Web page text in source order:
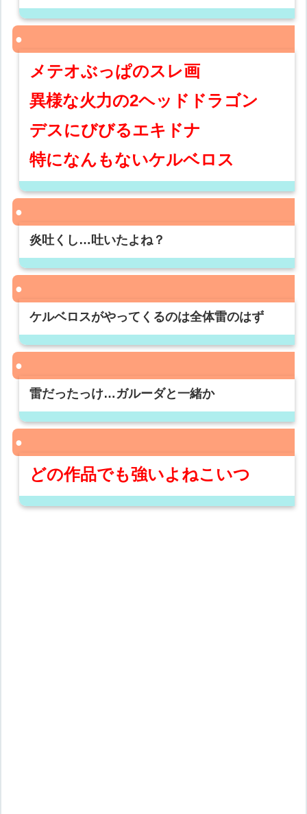
メテオぶっぱのスレ画
異様な火力の2ヘッドドラゴン
デスにびびるエキドナ
特になんもないケルベロス
炎吐くし…吐いたよね？
ケルベロスがやってくるのは全体雷のはず
雷だったっけ…ガルーダと一緒か
どの作品でも強いよねこいつ